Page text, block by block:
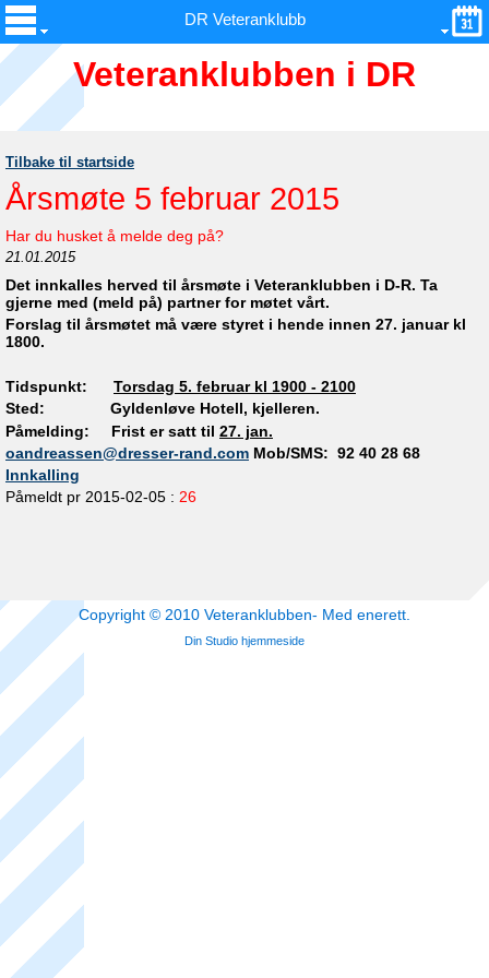
DR Veteranklubb
Veteranklubben i DR
Tilbake til startside
Årsmøte 5 februar 2015
Har du husket å melde deg på?
21.01.2015
Det innkalles herved til årsmøte i Veteranklubben i D-R. Ta
gjerne med (meld på) partner for møtet vårt.
Forslag til årsmøtet må være styret i hende innen 27. januar kl
1800.
Tidspunkt: Torsdag 5. februar kl 1900 - 2100
Sted: Gyldenløve Hotell, kjelleren.
Påmelding: Frist er satt til 27. jan.
oandreassen@dresser-rand.com Mob/SMS: 92 40 28 68
Innkalling
Påmeldt pr 2015-02-05 : 26
Copyright © 2010 Veteranklubben- Med enerett.
Din Studio hjemmeside